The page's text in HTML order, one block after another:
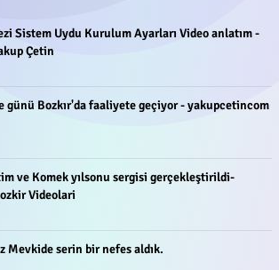
Sistem Uydu Kurulum Ayarları Video anlatım -
Çetin
günü Bozkır'da faaliyete geçiyor - yakupcetincom
ve Komek yılsonu sergisi gerçekleştirildi-
Videolari
Mevkide serin bir nefes aldık.